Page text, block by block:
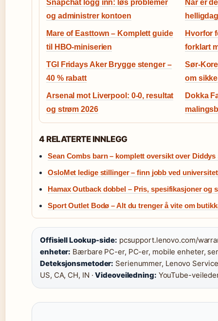
Snapchat logg inn: løs problemer
og administrer kontoen
Når er
Mare of Easttown – Komplett guide
til HBO-miniserien
Hvorfor
forklart
TGI Fridays Aker Brygge stenger –
40 % rabatt
Sør-
om
Arsenal mot Liverpool: 0-0, resultat
og strøm 2026
Dokka
4 RELATERTE INNLEGG
Sean Combs barn – komplett oversikt over Diddys
OsloMet ledige stillinger – finn jobb ved
Hamax Outback dobbel – Pris, spesifikasjoner og
Sport Outlet Bodø – Alt du trenger å vite om
Offisiell Lookup-side: pcsupport.lenovo.com/
enheter: Bærbare PC-er, PC-er, mobile enheter,
Deteksjonsmetoder: Serienummer, Lenovo
US, CA, CH, IN ·Videoveiledning: YouTube-